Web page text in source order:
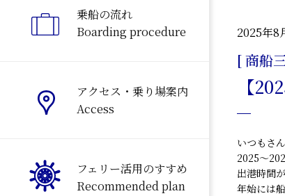
乗船の流れ
Boarding procedure
アクセス・乗り場案内
Access
フェリー活用のすすめ
Recommended plan
2025年8
[ 商船
【
いつもさ
2025～
出港時間
年始には